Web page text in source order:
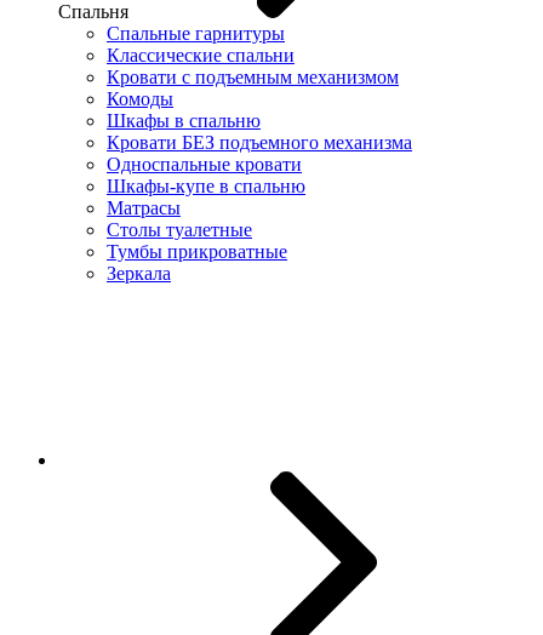
Спальня
Спальные гарнитуры
Классические спальни
Кровати с подъемным механизмом
Комоды
Шкафы в спальню
Кровати БЕЗ подъемного механизма
Односпальные кровати
Шкафы-купе в спальню
Матрасы
Столы туалетные
Тумбы прикроватные
Зеркала